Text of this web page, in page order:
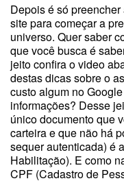
Depois é só
site para começar a
universo. Quer saber
que você busca é
jeito confira o video
destas dicas sobre o
custo algum no
informações? Desse
único documento que
carteira e que não há
sequer autenticada) é
Habilitação). E como
CPF (Cadastro de